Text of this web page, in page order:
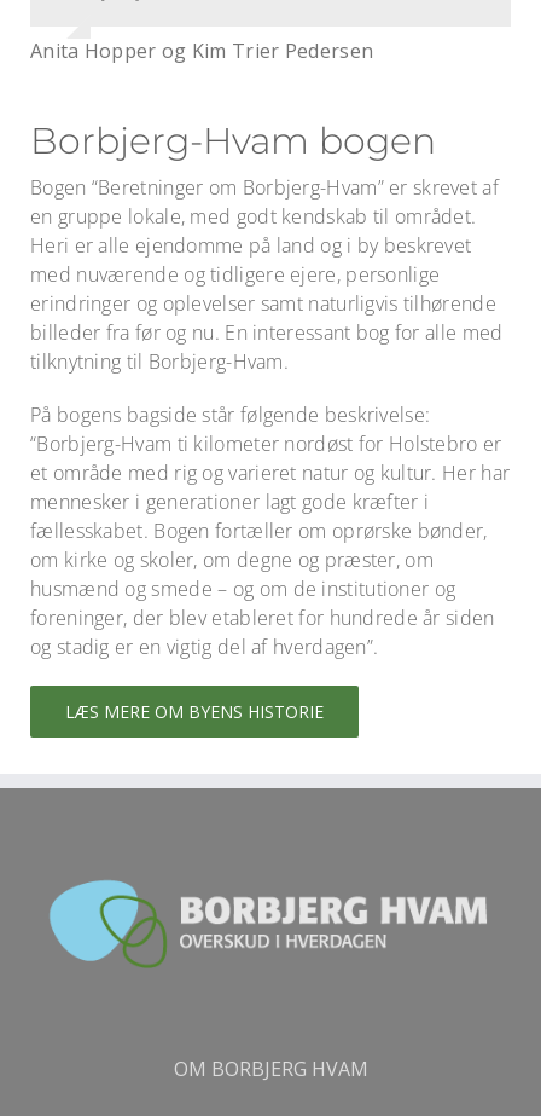
Anita Hopper og Kim Trier Pedersen
Dorthe og Martin Strømgaard
Borbjerg-Hvam bogen
Bogen “Beretninger om Borbjerg-Hvam” er skrevet af
en gruppe lokale, med godt kendskab til området.
Heri er alle ejendomme på land og i by beskrevet
med nuværende og tidligere ejere, personlige
erindringer og oplevelser samt naturligvis tilhørende
billeder fra før og nu. En interessant bog for alle med
tilknytning til Borbjerg-Hvam.
På bogens bagside står følgende beskrivelse:
“Borbjerg-Hvam ti kilometer nordøst for Holstebro er
et område med rig og varieret natur og kultur. Her har
mennesker i generationer lagt gode kræfter i
fællesskabet. Bogen fortæller om oprørske bønder,
om kirke og skoler, om degne og præster, om
husmænd og smede – og om de institutioner og
foreninger, der blev etableret for hundrede år siden
og stadig er en vigtig del af hverdagen”.
LÆS MERE OM BYENS HISTORIE
OM BORBJERG HVAM